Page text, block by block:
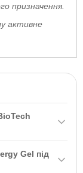
призначення.
активне
для
Gel під